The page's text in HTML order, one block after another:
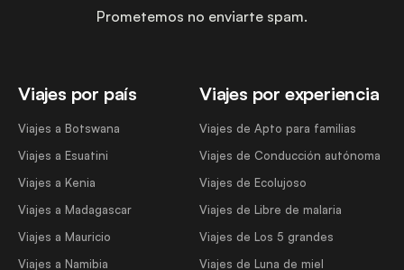
Viajes por país
Viajes a Botswana
Viajes a Esuatini
Viajes a Kenia
Viajes a Madagascar
Viajes a Mauricio
Viajes a Namibia
Viajes por experiencia
Viajes de Apto para familias
Viajes de Conducción autónoma
Viajes de Ecolujoso
Viajes de Libre de malaria
Viajes de Los 5 grandes
Viajes de Luna de miel
Prometemos no enviarte spam.